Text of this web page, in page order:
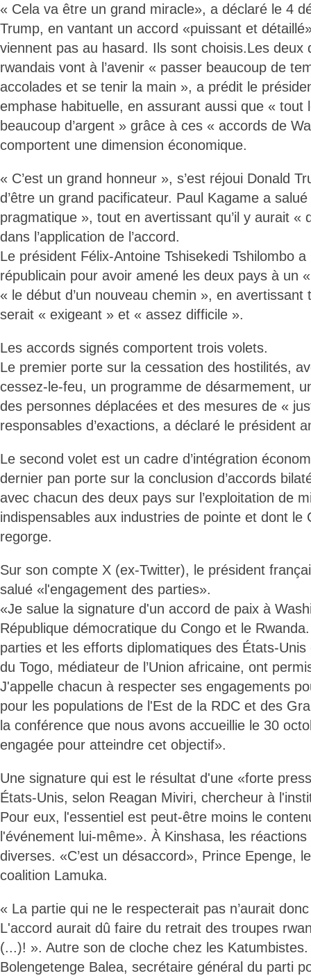
« Cela va être un grand miracle», a déclaré le 4
Trump, en vantant un accord «puissant et
viennent pas au hasard. Ils sont choisis.Les deux
rwandais vont à l’avenir « passer beaucoup de
accolades et se tenir la main », a prédit le
emphase habituelle, en assurant aussi que « tout
beaucoup d’argent » grâce à ces « accords de
comportent une dimension économique.
« C’est un grand honneur », s’est réjoui Donald
d’être un grand pacificateur. Paul Kagame a
pragmatique », tout en avertissant qu’il y aurait «
dans l’application de l’accord.
Le président Félix-Antoine Tshisekedi Tshilombo
républicain pour avoir amené les deux pays à un
« le début d’un nouveau chemin », en avertissant
serait « exigeant » et « assez difficile ».
Les accords signés comportent trois volets.
Le premier porte sur la cessation des hostilités,
cessez-le-feu, un programme de désarmement,
des personnes déplacées et des mesures de «
responsables d’exactions, a déclaré le président
Le second volet est un cadre d’intégration
dernier pan porte sur la conclusion d’accords
avec chacun des deux pays sur l’exploitation de
indispensables aux industries de pointe et dont le
regorge.
Sur son compte X (ex-Twitter), le président
salué «l'engagement des parties».
«Je salue la signature d'un accord de paix à
République démocratique du Congo et le
parties et les efforts diplomatiques des États-
du Togo, médiateur de l’Union africaine, ont
J'appelle chacun à respecter ses engagements
pour les populations de l'Est de la RDC et des
la conférence que nous avons accueillie le 30
engagée pour atteindre cet objectif».
Une signature qui est le résultat d'une «forte
États-Unis, selon Reagan Miviri, chercheur à
Pour eux, l'essentiel est peut-être moins le
l'événement lui-même». À Kinshasa, les
diverses. «C’est un désaccord», Prince Epenge,
coalition Lamuka.
« La partie qui ne le respecterait pas n’aurait
L'accord aurait dû faire du retrait des troupes
(...)! ». Autre son de cloche chez les
Bolengetenge Balea, secrétaire général du parti